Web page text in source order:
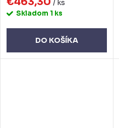
/ ks
Skladom 1 ks
DO KOŠÍKA